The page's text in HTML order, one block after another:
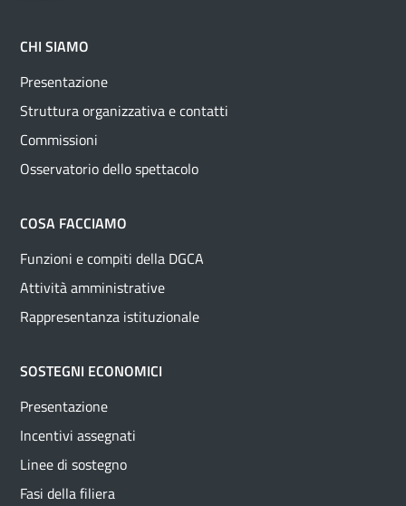
CHI SIAMO
Presentazione
Struttura organizzativa e contatti
Commissioni
Osservatorio dello spettacolo
COSA FACCIAMO
Funzioni e compiti della DGCA
Attività amministrative
Rappresentanza istituzionale
SOSTEGNI ECONOMICI
Presentazione
Incentivi assegnati
Linee di sostegno
Fasi della filiera